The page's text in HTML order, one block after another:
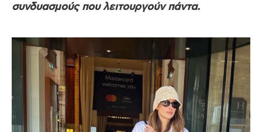
συνδυασμούς που λειτουργούν πάντα.